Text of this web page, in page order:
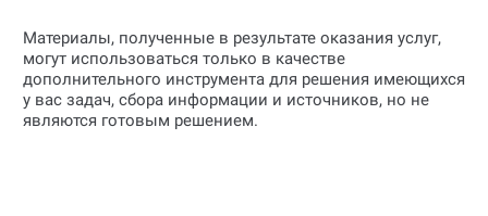
Материалы, полученные в результате оказания услуг,
могут использоваться только в качестве
дополнительного инструмента для решения имеющихся
у вас задач, сбора информации и источников, но не
являются готовым решением.